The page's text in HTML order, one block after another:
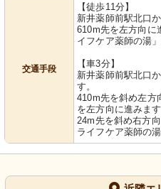
交通手段
【徒歩11分】
新井薬師前駅北口
610m先を左方向に
イフケア薬師の湯
【車3分】
新井薬師前駅北口
す。
410m先を斜め左方
を左方向に進みます
24m先を斜め右方
ライフケア薬師の